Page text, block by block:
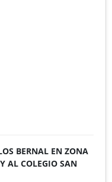
BERNAL EN ZONA
AL COLEGIO SAN